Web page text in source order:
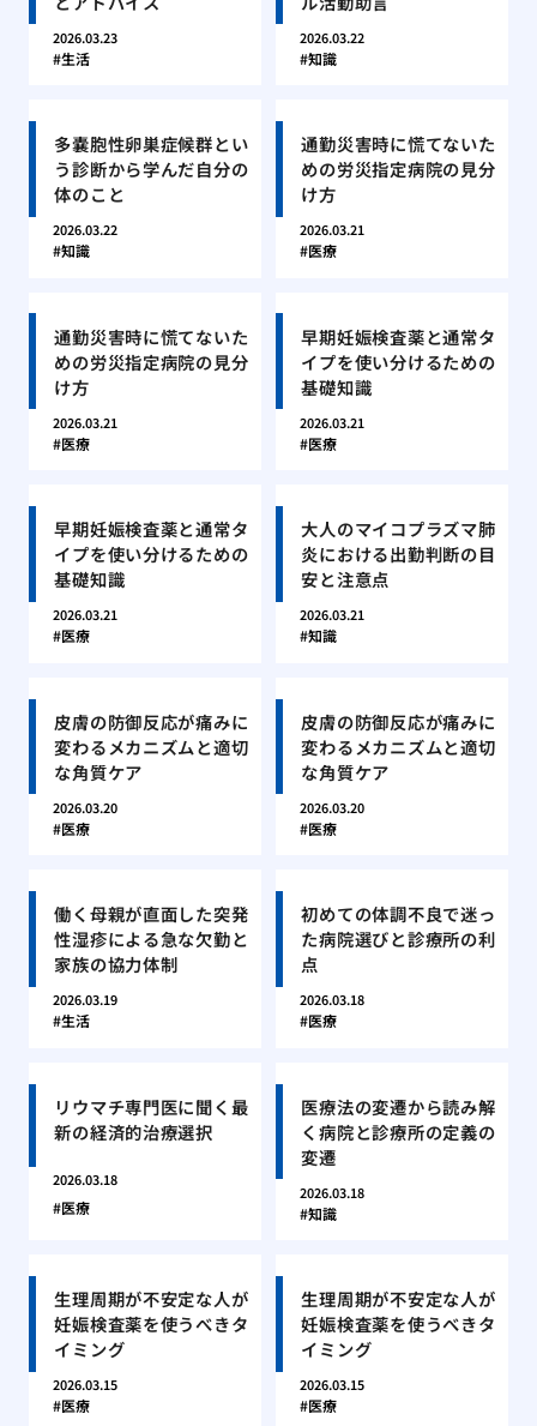
2026.03.23
生活
2026.03.22
知識
多嚢胞性卵巣症候群とい
う診断から学んだ自分の
体のこと
2026.03.22
知識
通勤災害時に慌てないた
めの労災指定病院の見分
け方
2026.03.21
医療
通勤災害時に慌てないた
めの労災指定病院の見分
け方
2026.03.21
医療
早期妊娠検査薬と通常タ
イプを使い分けるための
基礎知識
2026.03.21
医療
早期妊娠検査薬と通常タ
イプを使い分けるための
基礎知識
2026.03.21
医療
大人のマイコプラズマ肺
炎における出勤判断の目
安と注意点
2026.03.21
知識
皮膚の防御反応が痛みに
変わるメカニズムと適切
な角質ケア
2026.03.20
医療
皮膚の防御反応が痛みに
変わるメカニズムと適切
な角質ケア
2026.03.20
医療
働く母親が直面した突発
性湿疹による急な欠勤と
家族の協力体制
2026.03.19
生活
初めての体調不良で迷っ
た病院選びと診療所の利
点
2026.03.18
医療
リウマチ専門医に聞く最
新の経済的治療選択
2026.03.18
医療
医療法の変遷から読み解
く病院と診療所の定義の
変遷
2026.03.18
知識
生理周期が不安定な人が
妊娠検査薬を使うべきタ
イミング
2026.03.15
医療
生理周期が不安定な人が
妊娠検査薬を使うべきタ
イミング
2026.03.15
医療